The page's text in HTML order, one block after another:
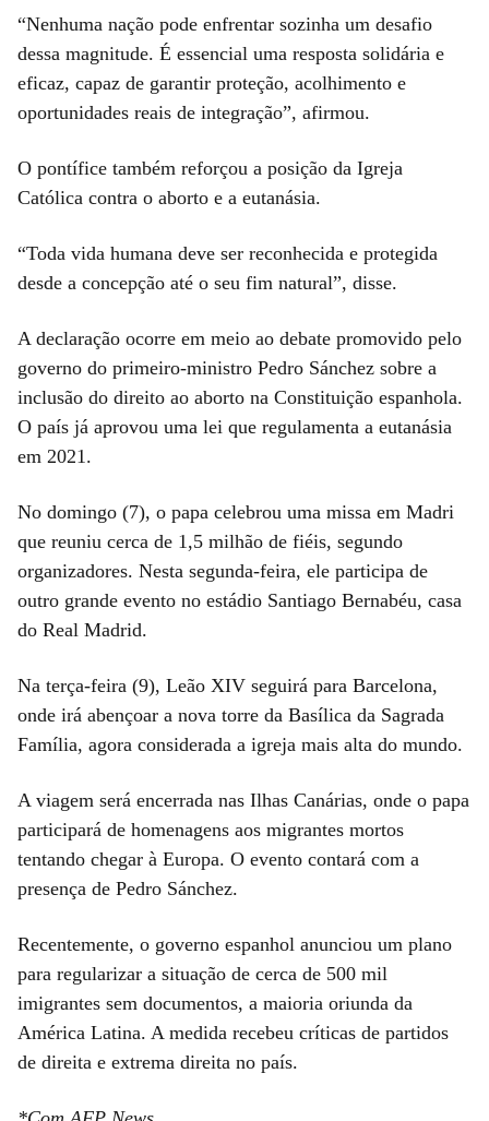
“Nenhuma nação pode enfrentar sozinha um desafio
dessa magnitude. É essencial uma resposta solidária e
eficaz, capaz de garantir proteção, acolhimento e
oportunidades reais de integração”, afirmou.
O pontífice também reforçou a posição da Igreja
Católica contra o aborto e a eutanásia.
“Toda vida humana deve ser reconhecida e protegida
desde a concepção até o seu fim natural”, disse.
A declaração ocorre em meio ao debate promovido pelo
governo do primeiro-ministro Pedro Sánchez sobre a
inclusão do direito ao aborto na Constituição espanhola.
O país já aprovou uma lei que regulamenta a eutanásia
em 2021.
No domingo (7), o papa celebrou uma missa em Madri
que reuniu cerca de 1,5 milhão de fiéis, segundo
organizadores. Nesta segunda-feira, ele participa de
outro grande evento no estádio Santiago Bernabéu, casa
do Real Madrid.
Na terça-feira (9), Leão XIV seguirá para Barcelona,
onde irá abençoar a nova torre da Basílica da Sagrada
Família, agora considerada a igreja mais alta do mundo.
A viagem será encerrada nas Ilhas Canárias, onde o papa
participará de homenagens aos migrantes mortos
tentando chegar à Europa. O evento contará com a
presença de Pedro Sánchez.
Recentemente, o governo espanhol anunciou um plano
para regularizar a situação de cerca de 500 mil
imigrantes sem documentos, a maioria oriunda da
América Latina. A medida recebeu críticas de partidos
de direita e extrema direita no país.